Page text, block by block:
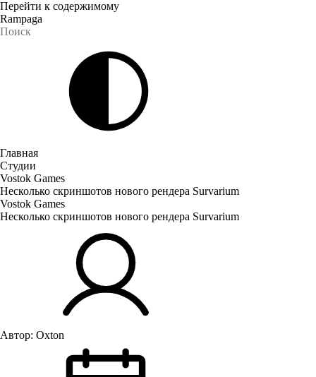
Перейти к содержимому
Rampaga
Главная
Студии
Vostok Games
Несколько скриншотов нового рендера Survarium
Vostok Games
Несколько скриншотов нового рендера Survarium
Автор: Oxton